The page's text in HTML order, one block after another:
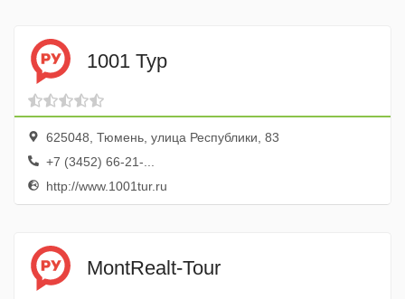
1001 Тур
625048, Тюмень, улица Республики, 83
+7 (3452) 66-21-...
http://www.1001tur.ru
MontRealt-Tour